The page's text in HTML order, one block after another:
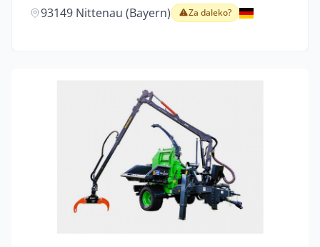
93149 Nittenau (Bayern) Za daleko?